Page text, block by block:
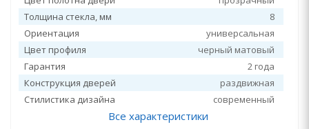
Толщина стекла, мм
8
Ориентация
универсальная
Цвет профиля
черный матовый
Гарантия
2 года
Конструкция дверей
раздвижная
Стилистика дизайна
современный
Все характеристики